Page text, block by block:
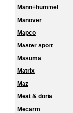
Mann+hummel
Manover
Mapco
Master sport
Masuma
Matrix
Maz
Meat & doria
Mecarm